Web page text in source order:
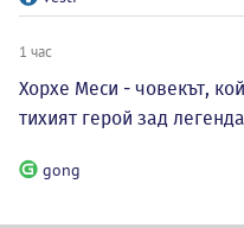
1 час
Хорхе Меси - човекът,
тихият герой зад
gong